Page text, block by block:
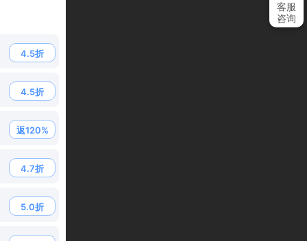
4.5折
4.5折
返120%
4.7折
5.0折
客服
咨询